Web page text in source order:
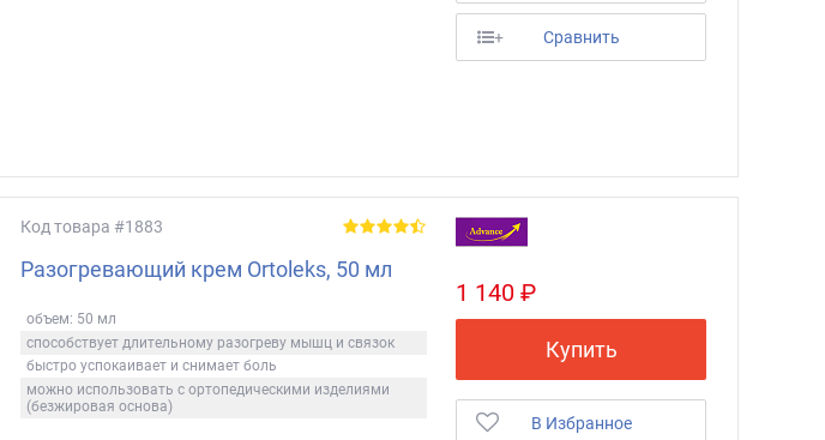
+ Сравнить
Код товара #1883
Разогревающий крем Ortoleks, 50 мл
объем: 50 мл
способствует длительному разогреву мышц и связок
быстро успокаивает и снимает боль
можно использовать с ортопедическими изделиями
(безжировая основа)
1 140 ₽
Купить
В Избранное